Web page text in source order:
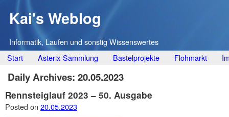
Kai's Weblog
Informatik, Laufen und sonstig Wissenswertes
Main menu
Skip
to
content
Start Asterix-Sammlung Bastelprojekte Flohmarkt
Daily Archives: 20.05.2023
Rennsteiglauf 2023 – 50. Ausgabe
Posted on 20.05.2023